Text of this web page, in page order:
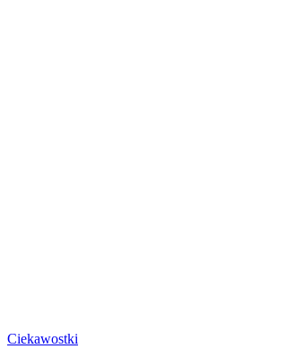
Ciekawostki